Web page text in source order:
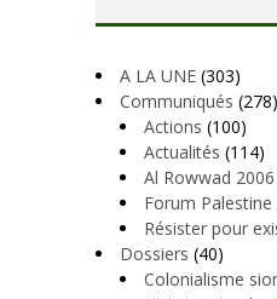
A LA UNE (303)
Communiqués (278)
Actions (100)
Actualités (114)
Al Rowwad 2006
Forum Palestine
Résister pour
Dossiers (40)
Colonialisme